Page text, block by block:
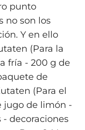
punto
no son los
Y en ello
(Para la
fría - 200 g de
de
(Para el
jugo de limón -
- decoraciones